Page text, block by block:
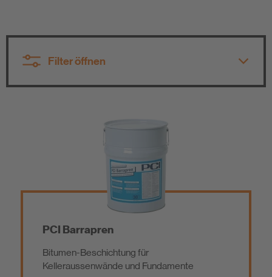
Filter öffnen
Alle Produktgruppen
Fliesenverlegung / Naturwerksteinverlegung
Dichten und Kleben
Parkettverlegung / Bodenbelagsverlegung
Alle Produktgruppen
Fugenabdichtung
Grundierung
Abdichtung
PCI Barrapren
Bitumen-Beschichtung für
Kelleraussenwände und Fundamente